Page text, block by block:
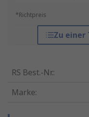
*Richtpreis
Zu einer
RS Best.-Nr.:
Marke: